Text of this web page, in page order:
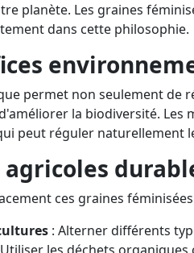
planète. Les graines
dans cette philosophie.
permet non seulement de
la biodiversité.
peut réguler naturellement
ces graines
: Alterner différents